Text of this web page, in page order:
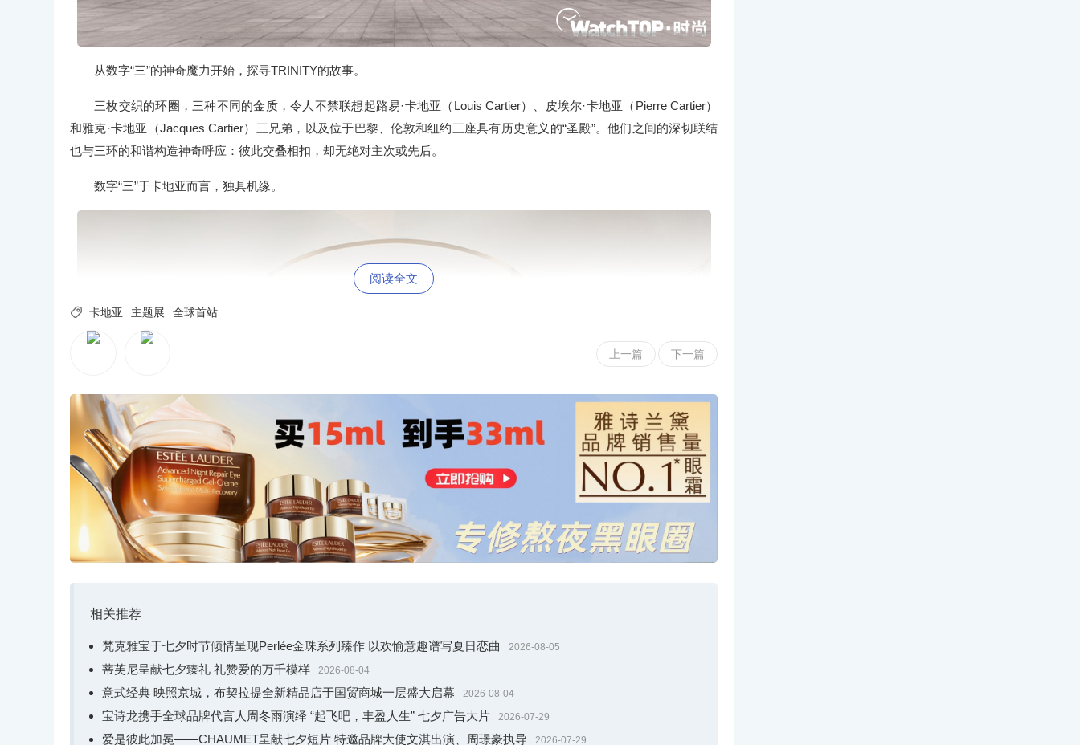
从数字“三”的神奇魔力开始，探寻TRINITY的故事。
三枚交织的环圈，三种不同的金质，令人不禁联想起路易·卡地亚（Louis Cartier）、皮埃尔·卡地亚（Pierre Cartier）
和雅克·卡地亚（Jacques Cartier）三兄弟，以及位于巴黎、伦敦和纽约三座具有历史意义的“圣殿”。他们之间的深切联结
也与三环的和谐构造神奇呼应：彼此交叠相扣，却无绝对主次或先后。
数字“三”于卡地亚而言，独具机缘。
隽永风格空间中，TRINITY历经百年的风格故事徐徐展开。
100年前，TRINITY戒指的诞生突破了当时固有的珠宝设计理念，开创出崭新的艺术风格。岁月流转，环圈的造型、体
量和数量，经过卡地亚的持续创新，呈现多元变化。同时，三环设计也成为卡地亚的美学元素，以丰富多样的形式融入日
常，出现于打火机、书写工具和装饰器物之上。
阅读全文
 卡地亚 主题展 全球首站
上一篇 下一篇
相关推荐
梵克雅宝于七夕时节倾情呈现Perlée金珠系列臻作 以欢愉意趣谱写夏日恋曲 2026-08-05
蒂芙尼呈献七夕臻礼 礼赞爱的万千模样 2026-08-04
意式经典 映照京城，布契拉提全新精品店于国贸商城一层盛大启幕 2026-08-04
宝诗龙携手全球品牌代言人周冬雨演绎 “起飞吧，丰盈人生” 七夕广告大片 2026-07-29
爱是彼此加冕——CHAUMET呈献七夕短片 特邀品牌大使文淇出演、周璟豪执导 2026-07-29